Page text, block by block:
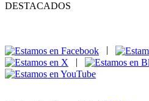
DESTACADOS
|